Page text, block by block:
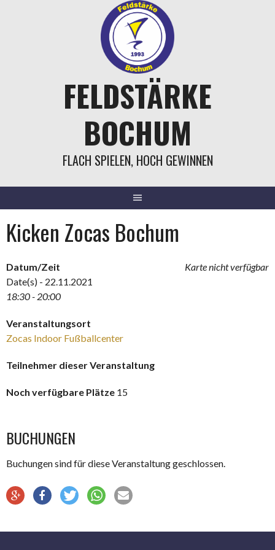
FELDSTÄRKE
BOCHUM
FLACH SPIELEN, HOCH GEWINNEN
Kicken Zocas Bochum
Karte nicht verfügbar
Datum/Zeit
Date(s) - 22.11.2021
18:30 - 20:00
Veranstaltungsort
Zocas Indoor Fußballcenter
Teilnehmer dieser Veranstaltung
Noch verfügbare Plätze 15
BUCHUNGEN
Buchungen sind für diese Veranstaltung geschlossen.